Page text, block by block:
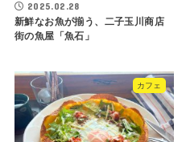
2025.02.28
新鮮なお魚が揃う、二子玉川商店
街の魚屋「魚石」
カフェ